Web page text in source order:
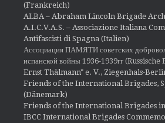
(Frankreich)
ALBA – Abraham Lincoln Brigade
A.I.C.V.A.S. – Associazione Italiana
Antifascisti di Spagna (Italien)
Ассоциация ПАМЯТИ советских
испанской войны 1936-1939гг
Ernst Thälmann" e. V., Ziegenhals-
Friends of the International Brigades,
(Dänemark)
Friends of the International Brigades
IBCC International Brigades